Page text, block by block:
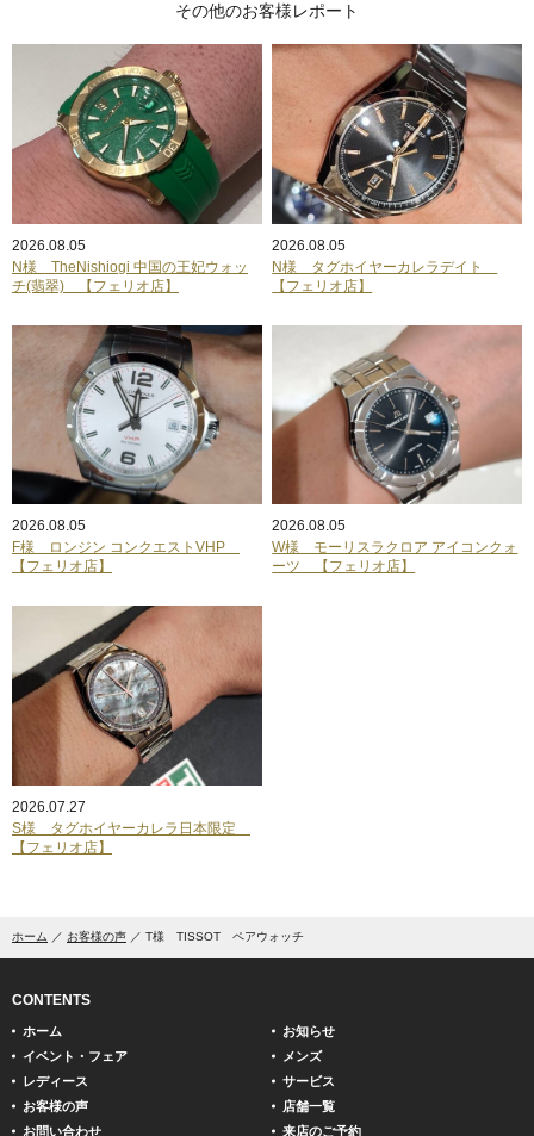
その他のお客様レポート
2026.08.05
N様 TheNishiogi 中国の王妃ウォッ
チ(翡翠) 【フェリオ店】
2026.08.05
N様 タグホイヤーカレラデイト
【フェリオ店】
2026.08.05
F様 ロンジン コンクエストVHP
【フェリオ店】
2026.08.05
W様 モーリスラクロア アイコンクォ
ーツ 【フェリオ店】
2026.07.27
S様 タグホイヤーカレラ日本限定
【フェリオ店】
ホーム お客様の声 T様 TISSOT ペアウォッチ
CONTENTS
ホーム
お知らせ
イベント・フェア
メンズ
レディース
サービス
お客様の声
店舗一覧
お問い合わせ
来店のご予約